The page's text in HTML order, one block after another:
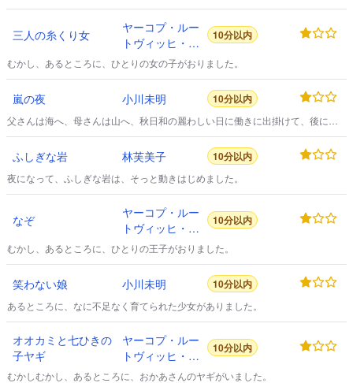
三人の糸くり女
ヤーコプ・ルー
トヴィッヒ・カ
ール・グリム
10分以内
むかし、あるところに、ひとりの女の子がおりました。
嵐の夜 小川未明 10分以内
父さんは海へ、母さんは山へ、秋日和の麗わしい日に働きに出掛けて、後には
ふしぎな岩 林芙美子 10分以内
夜になって、ふしぎな岩は、そっと動きはじめました。
なぞ
ヤーコプ・ルー
トヴィッヒ・カ
ール・グリム
10分以内
むかし、あるところに、ひとりの王子がおりました。
笑わない娘 小川未明 10分以内
あるところに、なに不足なく育てられた少女がありました。
オオカミと七ひきの
子ヤギ
ヤーコプ・ルー
トヴィッヒ・カ
ール・グリム
10分以内
むかしむかし、あるところに、おかあさんのヤギがいました。